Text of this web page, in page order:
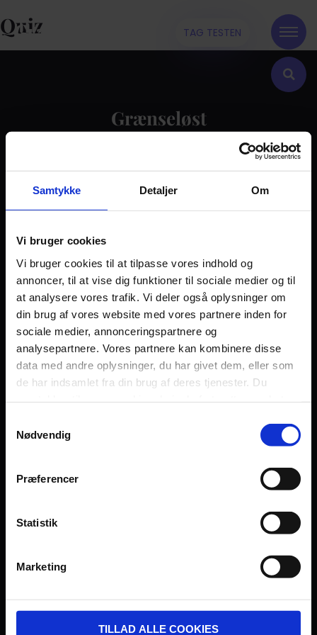
Samtykke Detaljer Om
Vi bruger cookies
Vi bruger cookies til at tilpasse vores indhold og
annoncer, til at vise dig funktioner til sociale medier og til
at analysere vores trafik. Vi deler også oplysninger om
din brug af vores website med vores partnere inden for
sociale medier, annonceringspartnere og
analysepartnere. Vores partnere kan kombinere disse
data med andre oplysninger, du har givet dem, eller som
de har indsamlet fra din brug af deres tjenester. Du
Nødvendig
Præferencer
Statistik
Marketing
TILLAD ALLE COOKIES
TAG TESTEN
Quiz
Grænseløst
Kontakt
Dilemma
Stories & Viden
Pårørende
Find støtte
Om os
Persondatapolitik
Fagområde